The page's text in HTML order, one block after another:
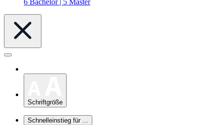
6 Bachelor | 5 Master
Schriftgröße
Schnelleinstieg für ...